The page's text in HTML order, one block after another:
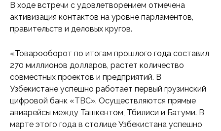
В ходе встречи с удовлетворением отмечена
активизация контактов на уровне парламентов,
правительств и деловых кругов.
«Товарооборот по итогам прошлого года составил
270 миллионов долларов, растет количество
совместных проектов и предприятий. В
Узбекистане успешно работает первый грузинский
цифровой банк «TBC». Осуществляются прямые
авиарейсы между Ташкентом, Тбилиси и Батуми. В
марте этого года в столице Узбекистана успешно